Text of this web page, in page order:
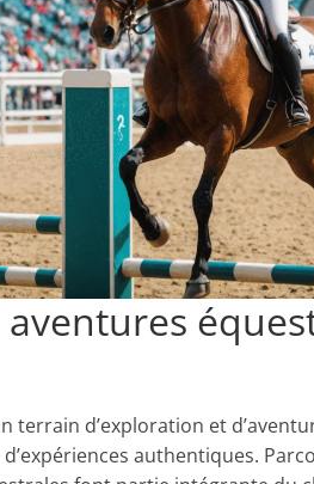
terrain d’exploration et
authentiques.